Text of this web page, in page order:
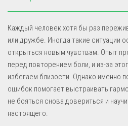
Каждый человек хотя бы раз
или дружбе. Иногда такие
открыться новым чувствам. Опыт
перед повторением боли, и из-за
избегаем близости. Однако именно
ошибок помогает выстраивать
не бояться снова довериться и
настоящего.